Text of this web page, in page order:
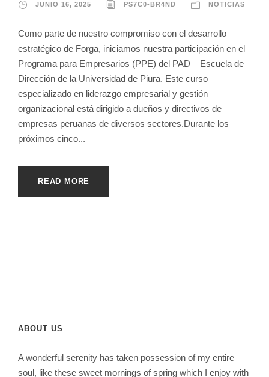
JUNIO 16, 2025 PS7C0-BR4ND NOTICIAS
Como parte de nuestro compromiso con el desarrollo
estratégico de Forga, iniciamos nuestra participación en el
Programa para Empresarios (PPE) del PAD – Escuela de
Dirección de la Universidad de Piura. Este curso
especializado en liderazgo empresarial y gestión
organizacional está dirigido a dueños y directivos de
empresas peruanas de diversos sectores.Durante los
próximos cinco...
READ MORE
ABOUT US
A wonderful serenity has taken possession of my entire
soul, like these sweet mornings of spring which I enjoy with